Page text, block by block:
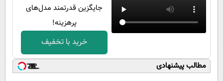
جایگزین قدرتمند مدل‌های
پرهزینه!
خرید با تخفیف
مطالب پیشنهادی